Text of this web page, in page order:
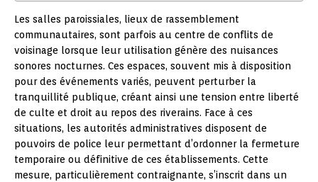
Les salles paroissiales, lieux de rassemblement
communautaires, sont parfois au centre de conflits de
voisinage lorsque leur utilisation génère des nuisances
sonores nocturnes. Ces espaces, souvent mis à disposition
pour des événements variés, peuvent perturber la
tranquillité publique, créant ainsi une tension entre liberté
de culte et droit au repos des riverains. Face à ces
situations, les autorités administratives disposent de
pouvoirs de police leur permettant d’ordonner la fermeture
temporaire ou définitive de ces établissements. Cette
mesure, particulièrement contraignante, s’inscrit dans un